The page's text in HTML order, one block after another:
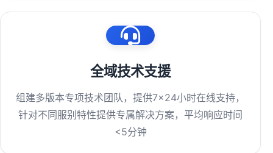
全域技术支援
组建多版本专项技术团队，提供7×24小时在线支持，
针对不同服别特性提供专属解决方案，平均响应时间
<5分钟